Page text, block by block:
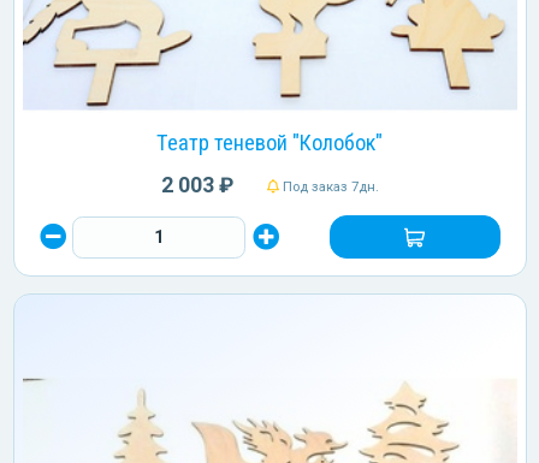
Театр теневой "Колобок"
2 003 ₽ Под заказ 7дн.